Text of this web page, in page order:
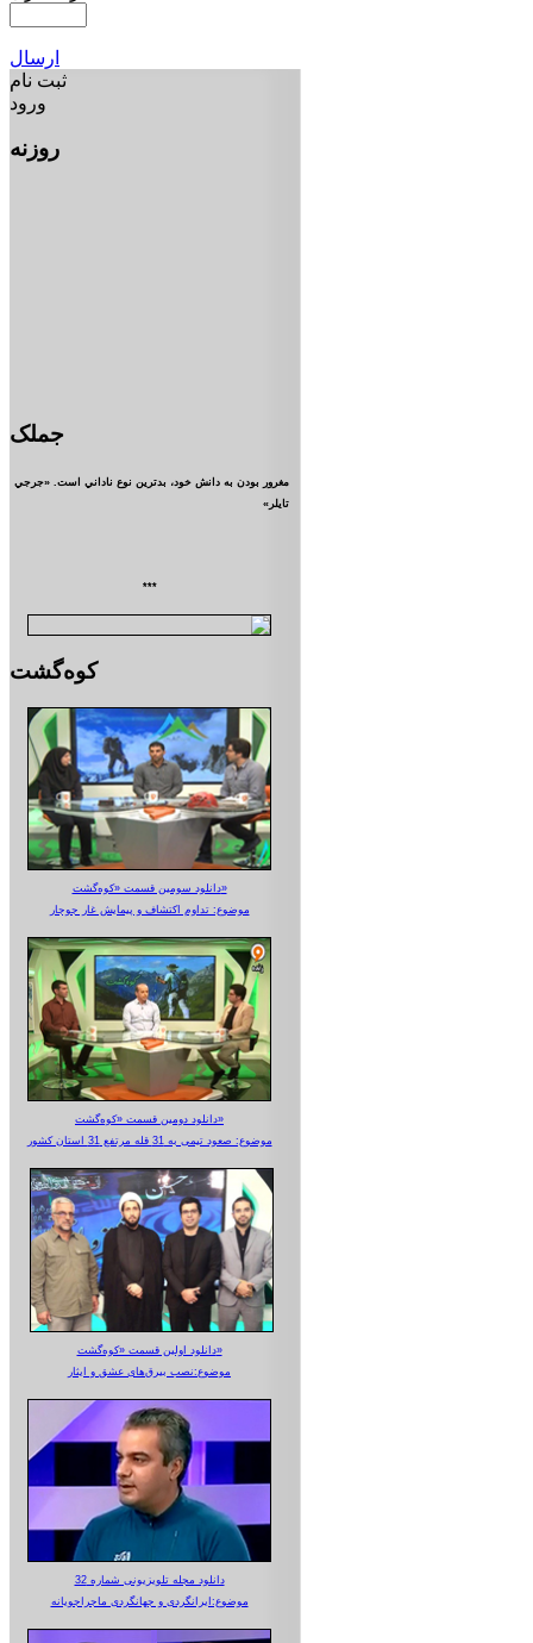
ارسال
ثبت نام
ورود
روزنه
جملک
مغرور بودن به دانش خود، بدترين نوع ناداني است. «جرجي
تايلر»
***
کوه‌گشت
دانلود سومین قسمت «کوه‌گشت»
موضوع: تداوم اکتشاف و پیمایش غار جوجار
دانلود دومین قسمت «کوه‌گشت»
موضوع: صعود تیمی به 31 قله مرتفع 31 استان کشور
دانلود اولین قسمت «کوه‌گشت»
موضوع:نصب بیرق‌های عشق و ایثار
دانلود مجله تلویزیونی شماره 32
موضوع:ایرانگردی و جهانگردی ماجراجویانه